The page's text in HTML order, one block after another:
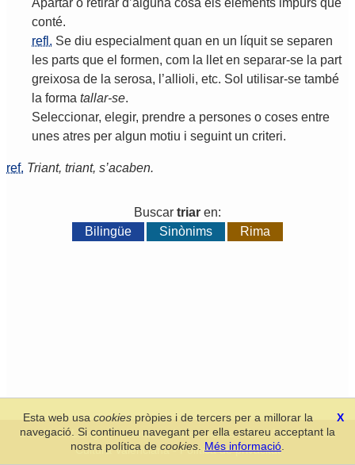
Apartar o retirar d’alguna cosa els elements impurs que
conté.
refl. Se diu especialment quan en un líquit se separen
les parts que el formen, com la llet en separar-se la part
greixosa de la serosa, ’allioli, etc. Sol utilisar-se també
la forma tallar-se.
Seleccionar, elegir, prendre a persones o coses entre
unes atres per algun motiu i seguint un criteri.
ref. Triant, triant, s’acaben.
Buscar triar en:
Bilingüe
Sinònims Rima
Secció de Llengua i Lliteratura Valencianes-Real Acadèmia de
Cultura Valenciana-Política de privacitat
X
Esta web usacookies pròpies i de tercers per a millorar la
navegació. Si continueu navegant per ella estareu acceptant la
nostra política de cookies Més informació